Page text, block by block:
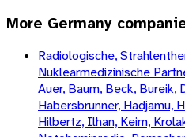
More Germany
Radiologische,
Nuklearmedizinische
Auer, Baum, Beck, Bureik,
Habersbrunner, Hadjamu,
Hilbertz, Ilhan, Keim,